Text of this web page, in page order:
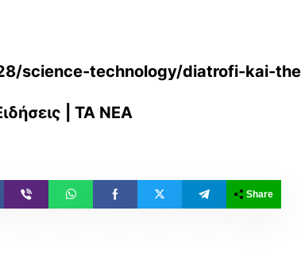
science-technology/diatrofi-kai-
| ΤΑ ΝΕΑ
Share